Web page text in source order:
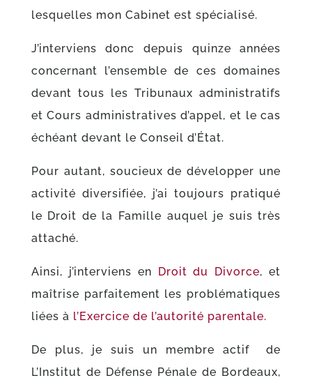
lesquelles mon Cabinet est spécialisé.
J’interviens donc depuis quinze années
concernant l’ensemble de ces domaines
devant tous les Tribunaux administratifs
et Cours administratives d’appel, et le cas
échéant devant le Conseil d’État.
Pour autant, soucieux de développer une
activité diversifiée, j’ai toujours pratiqué
le Droit de la Famille auquel je suis très
attaché.
Ainsi, j’interviens en Droit du Divorce, et
maîtrise parfaitement les problématiques
liées à l’Exercice de l’autorité parentale.
De plus, je suis un membre actif de
L’Institut de Défense Pénale de Bordeaux,